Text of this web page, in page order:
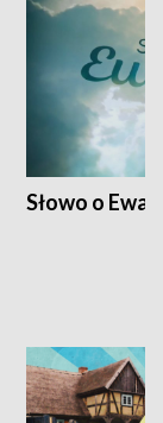
Słowo o